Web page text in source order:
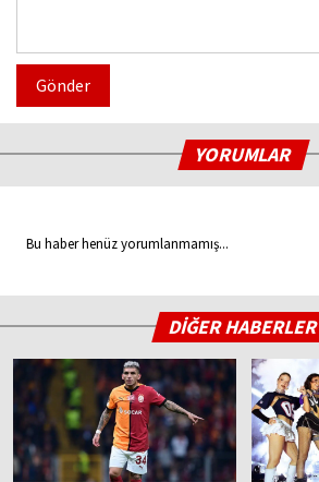
Gönder
YORUMLAR
Bu haber henüz yorumlanmamış...
DİĞER HABERLER